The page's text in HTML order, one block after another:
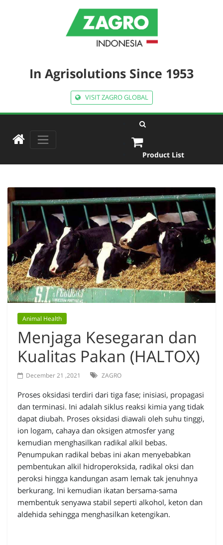
In Agrisolutions Since 1953
VISIT ZAGRO GLOBAL
Product List
Animal Health
Menjaga Kesegaran dan
Kualitas Pakan (HALTOX)
December 21 ,2021 ZAGRO
Proses oksidasi terdiri dari tiga fase; inisiasi, propagasi
dan terminasi. Ini adalah siklus reaksi kimia yang tidak
dapat diubah. Proses oksidasi diawali oleh suhu tinggi,
ion logam, cahaya dan oksigen atmosfer yang
kemudian menghasilkan radikal alkil bebas.
Penumpukan radikal bebas ini akan menyebabkan
pembentukan alkil hidroperoksida, radikal oksi dan
peroksi hingga kandungan asam lemak tak jenuhnya
berkurang. Ini kemudian ikatan bersama-sama
membentuk senyawa stabil seperti alkohol, keton dan
aldehida sehingga menghasilkan ketengikan.